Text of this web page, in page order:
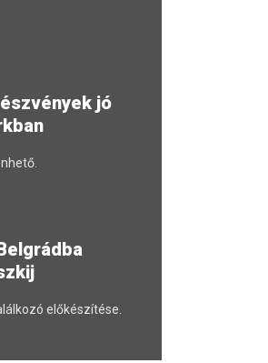
jó
előkészítése.